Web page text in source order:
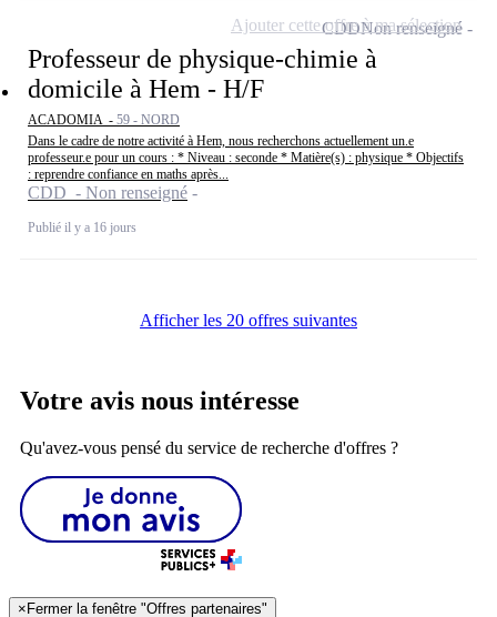
Professeur de physique-chimie à
domicile à Hem - H/F
ACADOMIA - 59 - NORD
Dans le cadre de notre activité à Hem, nous recherchons actuellement un.e
professeur.e pour un cours : * Niveau : seconde * Matière(s) : physique * Objectifs
: reprendre confiance en maths après...
CDD - Non renseigné
Publié il y a 16 jours
CDDNon renseigné
Ajouter cette offre à ma sélection
Afficher les 20 offres suivantes
Votre avis nous intéresse
Qu'avez-vous pensé du service de recherche d'offres ?
×Fermer la fenêtre "Offres partenaires"